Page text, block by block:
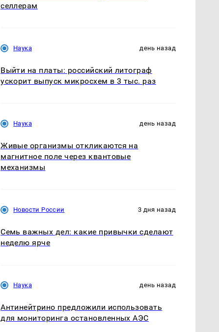
селлерам
Наука день назад
Выйти на платы: российский литограф
ускорит выпуск микросхем в 3 тыс. раз
Наука день назад
Живые организмы откликаются на
магнитное поле через квантовые
механизмы
Новости России 3 дня назад
Семь важных дел: какие привычки сделают
неделю ярче
Наука день назад
Антинейтрино предложили использовать
для мониторинга остановленных АЭС